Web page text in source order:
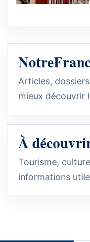
Articles,
mieux découvrir
À
Tourisme,
informations